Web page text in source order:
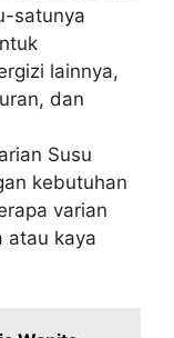
satunya
lainnya,
dan
Susu
kebutuhan
varian
atau kaya